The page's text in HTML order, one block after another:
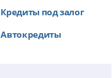
Кредиты под залог
Автокредиты